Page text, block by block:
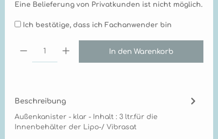
Eine Belieferung von Privatkunden ist nicht möglich.
Ich bestätige, dass ich Fachanwender bin
Produkt Anzahl: Gib den gewünschten
In den Warenkorb
Beschreibung
Außenkanister - klar - Inhalt : 3 ltr.für die
Innenbehälter der Lipo-/ Vibrasat